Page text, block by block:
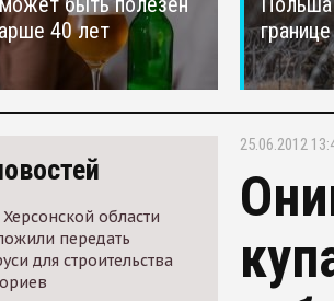
40 лет
Херсонской области
передать
для строительства
25.06.2012